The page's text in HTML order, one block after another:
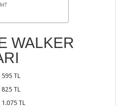
WALKER
TL
TL
TL